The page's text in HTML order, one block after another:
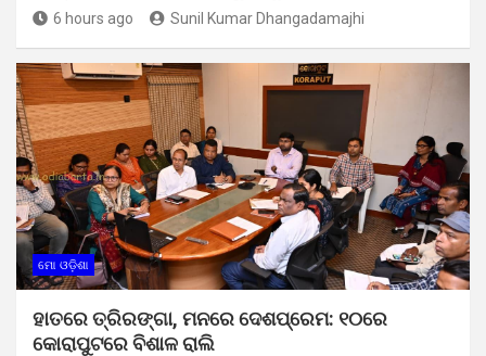
6 hours ago Sunil Kumar Dhangadamajhi
ମୋ ଓଡ଼ିଶା
ହାତରେ ତ୍ରିରଙ୍ଗା, ମନରେ ଦେଶପ୍ରେମ: ୧୦ରେ
କୋରାପୁଟରେ ବିଶାଳ ରାଲି